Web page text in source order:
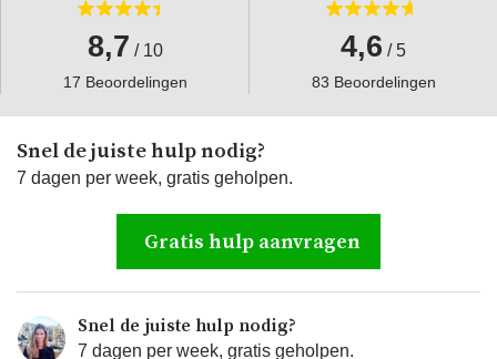
8,7 / 10
17 Beoordelingen
4,6 / 5
83 Beoordelingen
Snel de juiste hulp nodig?
7 dagen per week, gratis geholpen.
Gratis hulp aanvragen
Snel de juiste hulp nodig?
7 dagen per week, gratis geholpen.